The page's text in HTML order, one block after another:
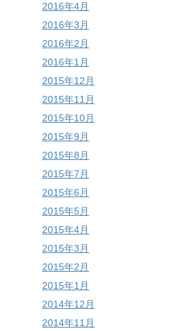
2016年4月
2016年3月
2016年2月
2016年1月
2015年12月
2015年11月
2015年10月
2015年9月
2015年8月
2015年7月
2015年6月
2015年5月
2015年4月
2015年3月
2015年2月
2015年1月
2014年12月
2014年11月